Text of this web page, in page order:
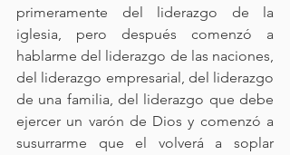
primeramente del liderazgo de la
iglesia, pero después comenzó a
hablarme del liderazgo de las naciones,
del liderazgo empresarial, del liderazgo
de una familia, del liderazgo que debe
ejercer un varón de Dios y comenzó a
susurrarme que el volverá a soplar